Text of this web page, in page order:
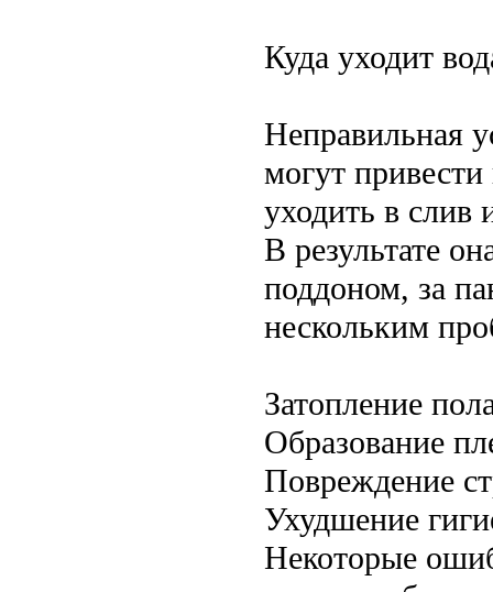
Куда уходит
Неправильная
могут
уходить в слив
В результате
поддоном, за
нескольким
Затопление
Образование
Повреждение
Ухудшение
Некоторые